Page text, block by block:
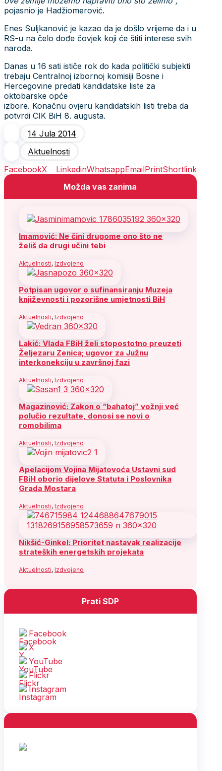
pojasnio je Hadžiomerović.
Enes Suljkanović je kazao da je došlo vrijeme da i u
RS-u na čelo dođe čovjek koji će štiti interese svih
naroda.
Danas u 16 sati ističe rok do kada politički subjekti
trebaju Centralnoj izbornoj komisiji Bosne i
Hercegovine predati kandidatske liste za
oktobarske opće
izbore. Konačnu ovjeru kandidatskih listi treba da
potvrdi CIK BiH 8. augusta.
14 Jula 2014
Aktuelnosti
FacebookX LinkedinWhatsappEmailPrintShortlink
Možda vas zanima
Imamović: Ne čini drugome ono što ne
želiš da drugi učini tebi
Aktuelnosti, Izdvojeno
Potpisan ugovor o sufinansiranju Muzeja
književnosti i pozorišne umjetnosti BiH
Aktuelnosti, Izdvojeno
Lakić: Vlada FBiH želi stopostotno preuzeti
Željezaru Zenica; ugovor za Južnu
interkonekciju u završnoj fazi
Aktuelnosti, Izdvojeno
Magazinović: Zakon o “bahatoj” vožnji već
polučio rezultate, donosi se novi o
romobilima
Aktuelnosti, Izdvojeno
Apelacijom Vojina Mijatovoća Ustavni sud
FBiH oborio dijelove Statuta i Poslovnika
Grada Mostara
Aktuelnosti, Izdvojeno
Nikšić-Ginkel: Prioritet nastavak realizacije
strateških energetskih projekata
Aktuelnosti, Izdvojeno
Prati SDP
Facebook
X
YouTube
Flickr
Instagram